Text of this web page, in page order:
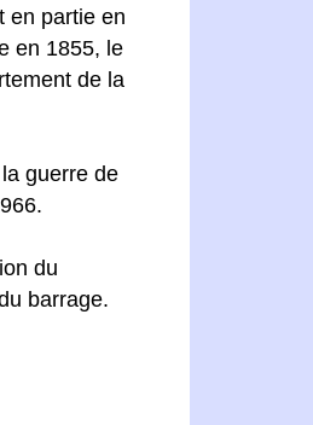
en partie en
en 1855, le
de la
guerre de
du
barrage.